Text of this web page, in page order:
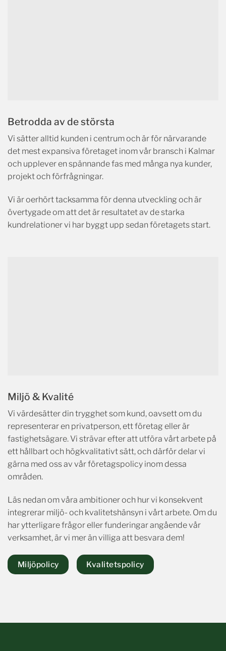
Betrodda av de största
Vi sätter alltid kunden i centrum och är för närvarande
det mest expansiva företaget inom vår bransch i Kalmar
och upplever en spännande fas med många nya kunder,
projekt och förfrågningar.
Vi är oerhört tacksamma för denna utveckling och är
övertygade om att det är resultatet av de starka
kundrelationer vi har byggt upp sedan företagets start.
Miljö & Kvalité
Vi värdesätter din trygghet som kund, oavsett om du
representerar en privatperson, ett företag eller är
fastighetsägare. Vi strävar efter att utföra vårt arbete på
ett hållbart och högkvalitativt sätt, och därför delar vi
gärna med oss av vår företagspolicy inom dessa
områden.
Läs nedan om våra ambitioner och hur vi konsekvent
integrerar miljö- och kvalitetshänsyn i vårt arbete. Om du
har ytterligare frågor eller funderingar angående vår
verksamhet, är vi mer än villiga att besvara dem!
Miljöpolicy Kvalitetspolicy